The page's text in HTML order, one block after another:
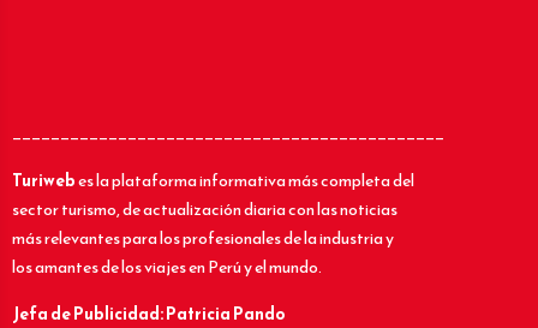
_____________________________________________
Turiwebes la plataforma informativa más completa del
sector turismo, de actualización diaria con las noticias
más relevantes para los profesionales de la industria y
los amantes de los viajes en Perú y el mundo.
Jefa de Publicidad: Patricia Pando